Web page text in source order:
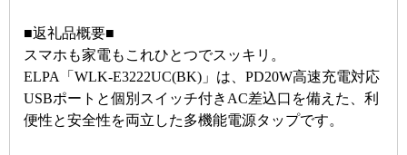
■返礼品概要■
スマホも家電もこれひとつでスッキリ。
ELPA「WLK-E3222UC(BK)」は、PD20W高速充電対応
USBポートと個別スイッチ付きAC差込口を備えた、利
便性と安全性を両立した多機能電源タップです。